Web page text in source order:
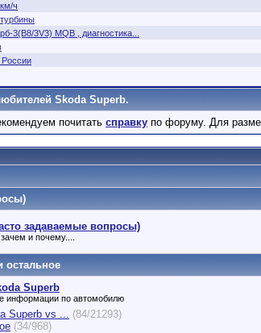
ч
3(B8/3V3) MQB , диагностика...
Skoda Superb.
почитать справку по форуму. Для
задаваемые вопросы)
и почему....
остальное
Superb
информации по автомобилю
Superb vs ... (84/21293)
(34/968)